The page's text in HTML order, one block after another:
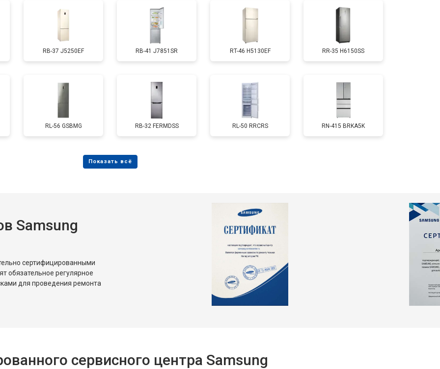
от 80 мин от 2550 ₽
от 50 мин от 1700 ₽ Заказать
от 130 мин от 4750 ₽
от 70 мин от 3650 ₽
от 80 мин
от 2550 ₽
от 1900 ₽
RB-37 J5250EF RB-41 J7851SR RT-46 H5130EF RR-35 H6150SS
RL-56 GSBMG RB-32 FERMDSS RL-50 RRCRS RN-415 BRKA5K
Samsung
сертифицированными
обязательное регулярное
для проведения ремонта
сервисного центра Samsung